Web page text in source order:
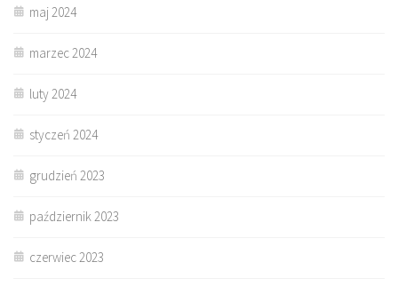
maj 2024
marzec 2024
luty 2024
styczeń 2024
grudzień 2023
październik 2023
czerwiec 2023